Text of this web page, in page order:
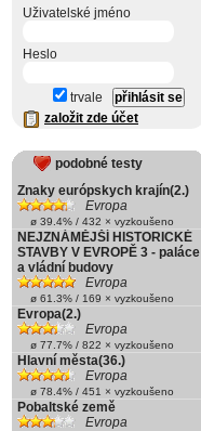
Uživatelské jméno
Heslo
trvale
založit zde účet
podobné testy
Znaky európskych krajín(2.)
Evropa
ø 39.4% / 432 × vyzkoušeno
NEJZNÁMĚJŠÍ HISTORICKÉ
STAVBY V EVROPĚ 3 - paláce
a vládní budovy
Evropa
ø 61.3% / 169 × vyzkoušeno
Evropa(2.)
Evropa
ø 77.7% / 822 × vyzkoušeno
Hlavní města(36.)
Evropa
ø 78.4% / 451 × vyzkoušeno
Pobaltské země
Evropa